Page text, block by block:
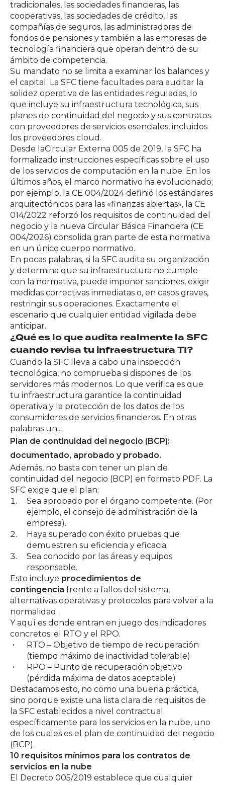
tradicionales, las sociedades financieras, las
cooperativas, las sociedades de crédito, las
compañías de seguros, las administradoras de
fondos de pensiones y también a las empresas de
tecnología financiera que operan dentro de su
ámbito de competencia.
Su mandato no se limita a examinar los balances y
el capital. La SFC tiene facultades para auditar la
solidez operativa de las entidades reguladas, lo
que incluye su infraestructura tecnológica, sus
planes de continuidad del negocio y sus contratos
con proveedores de servicios esenciales, incluidos
los proveedores cloud.
Desde laCircular Externa 005 de 2019, la SFC ha
formalizado instrucciones específicas sobre el uso
de los servicios de computación en la nube. En los
últimos años, el marco normativo ha evolucionado;
por ejemplo, la CE 004/2024 definió los estándares
arquitectónicos para las «finanzas abiertas», la CE
014/2022 reforzó los requisitos de continuidad del
negocio y la nueva Circular Básica Financiera (CE
004/2026) consolida gran parte de esta normativa
en un único cuerpo normativo.
En pocas palabras, si la SFC audita su organización
y determina que su infraestructura no cumple
con la normativa, puede imponer sanciones, exigir
medidas correctivas inmediatas o, en casos graves,
restringir sus operaciones. Exactamente el
escenario que cualquier entidad vigilada debe
anticipar.
¿Qué es lo que audita realmente la SFC
cuando revisa tu infraestructura TI?
Cuando la SFC lleva a cabo una inspección
tecnológica, no comprueba si dispones de los
servidores más modernos. Lo que verifica es que
tu infraestructura garantice la continuidad
operativa y la protección de los datos de los
consumidores de servicios financieros. En otras
palabras un...
Plan de continuidad del negocio (BCP):
documentado, aprobado y probado.
Además, no basta con tener un plan de
continuidad del negocio (BCP) en formato PDF. La
SFC exige que el plan:
Sea aprobado por el órgano competente. (Por
ejemplo, el consejo de administración de la
empresa).
Haya superado con éxito pruebas que
demuestren su eficiencia y eficacia.
Sea conocido por las áreas y equipos
responsable.
Esto incluye procedimientos de
contingenciafrente a fallos del sistema,
alternativas operativas y protocolos para volver a la
normalidad.
Y aquí es donde entran en juego dos indicadores
concretos: el RTO y el RPO.
RTO – Objetivo de tiempo de recuperación
(tiempo máximo de inactividad tolerable)
RPO – Punto de recuperación objetivo
(pérdida máxima de datos aceptable)
Destacamos esto, no como una buena práctica,
sino porque existe una lista clara de requisitos de
la SFC establecidos a nivel contractual
específicamente para los servicios en la nube, uno
de los cuales es el plan de continuidad del negocio
(BCP).
10 requisitos mínimos para los contratos de
servicios en la nube
El Decreto 005/2019 establece que cualquier